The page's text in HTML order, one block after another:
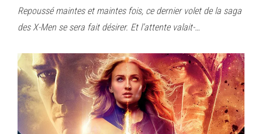
Repoussé maintes et maintes fois, ce dernier volet de la saga
des X-Men se sera fait désirer. Et l’attente valait-…